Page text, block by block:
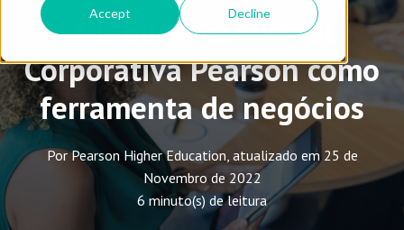
Accept Decline
A Biblioteca Virtual
Corporativa Pearson como
ferramenta de negócios
Por Pearson Higher Education, atualizado em 25 de
Novembro de 2022
6 minuto(s) de leitura